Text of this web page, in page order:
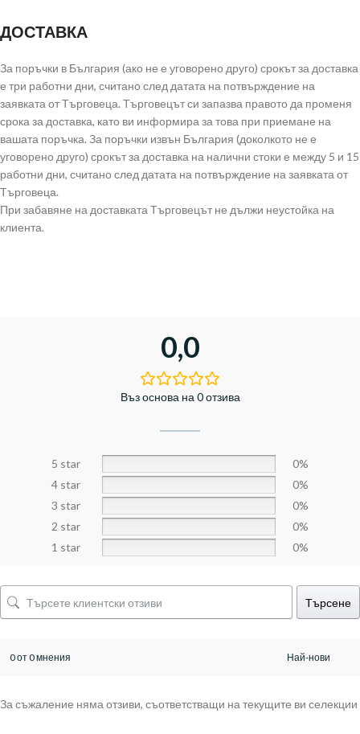
ДОСТАВКА
За поръчки в България (ако не е уговорено друго) срокът за доставка
е три работни дни, считано след датата на потвърждение на
заявката от Търговеца. Търговецът си запазва правото да променя
срока за доставка, като ви информира за това при приемане на
вашата поръчка. За поръчки извън България (доколкото не е
уговорено друго) срокът за доставка на налични стоки е между 5 и 15
работни дни, считано след датата на потвърждение на заявката от
Търговеца.
При забавяне на доставката Търговецът не дължи неустойка на
клиента.
0,0
Въз основа на 0 отзива
5 star
0%
4 star
0%
3 star
0%
2 star
0%
1 star
0%
Търсене
0 от 0 мнения
За съжаление няма отзиви, съответстващи на текущите ви селекции